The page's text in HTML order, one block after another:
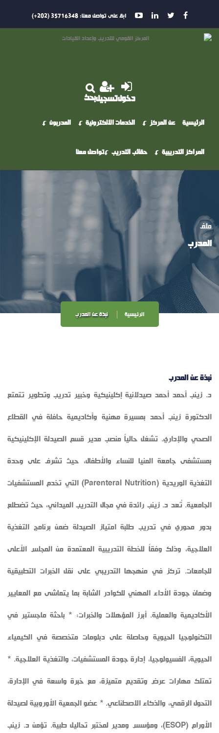
ابق على تواصل معنا:35716348 (202+)
دخولتسجيلبحث
الرئيسية عن المركز الخدمات الالكترونية المدربون
المراكز التدريبية حقائب التدريب تواصل معنا
ملف
المدرب
الرئيسية نبذة عن المدرب
نبذة عن المدرب
د. زينب أحمد أحمد صيدلانية إكلينيكية وخبير تدريب وتطوير تتمتع
الدكتورة زينب أحمد بمسيرة مهنية وأكاديمية حافلة في القطاع
الصحي والإداري. تشغل حالياً منصب مدير قسم الصيدلة الإكلينيكية
بمستشفى جامعة المنيا للنساء والأطفال، حيث تشرف على وحدة
التغذية الوريدية (Parenteral Nutrition) التي تخدم المستشفيات
الجامعية. تُعد د. زينب رائدة في مجال التدريب الميداني، حيث تضطلع
بدور محوري في تدريب طلبة امتياز الصيدلة ضمن برنامج التغذية
العلاجية، وذلك وفقاً للخطة التدريبية المعتمدة من المجلس الأعلى
للجامعات. تركز في منهجها التدريبي على نقل الخبرات التطبيقية
وضمان جودة الأداء المهني للكوادر الشابة بما يتماشى مع المعايير
الأكاديمية والعملية. أبرز المؤهلات والخبرات: * باحثة ماجستير في
التكنولوجيا الحيوية وحاصلة على دبلومات متخصصة في الكيمياء
الحيوية، الفسيولوجيا، إدارة جودة المستشفيات، والتغذية العلاجية. *
تمتلك مهارات عرض وتقديم متميزة، مع خبرة واسعة في الإدارة،
التحول الرقمي، والذكاء الاصطناعي. * عضو الجمعية الأوروبية لصيدلة
الأورام (ESOP)، ومؤسس ومدير لمختبر تحاليل طبية. تؤمن د. زينب